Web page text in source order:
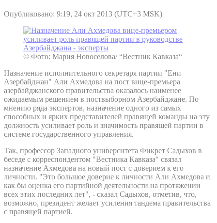
Опубликовано: 9:19, 24 окт 2013 (UTC+3 MSK)
© Фото: Мария Новоселова/ “Вестник Кавказа“
Назначение исполнительного секретаря партии "Ени
Азербайджан" Али Ахмедова на пост вице-премьера
азербайджанского правительства оказалось наименее
ожидаемым решением в поствыборном Азербайджане. По
мнению ряда экспертов, назначение одного из самых
способных и ярких представителей правящей команды на эту
должность усиливает роль и значимость правящей партии в
системе государственного управления.
Так, профессор Западного университета Фикрет Садыхов в
беседе с корреспондентом "Вестника Кавказа" связал
назначение Ахмедова на новый пост с доверием к его
личности. "Это большое доверие к личности Али Ахмедова и
как бы оценка его партийной деятельности на протяжении
всех этих последних лет", - сказал Садыхов, отметив, что,
возможно, президент желает усиления тандема правительства
с правящей партией.